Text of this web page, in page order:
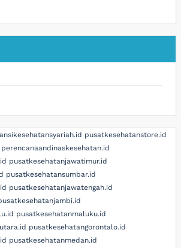
pusatkesehatanstore.id
perencanaandinaskesehatan.id
pusatkesehatanjawatimur.id
pusatkesehatansumbar.id
pusatkesehatanjawatengah.id
pusatkesehatanmaluku.id
pusatkesehatangorontalo.id
pusatkesehatanmedan.id